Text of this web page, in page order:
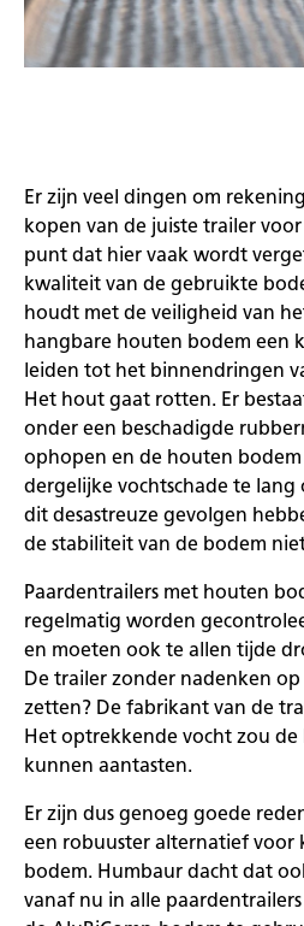
Er zijn veel dingen om
kopen van de juiste trailer
punt dat hier vaak wordt
kwaliteit van de gebruikte
houdt met de veiligheid van
hangbare houten bodem een
leiden tot het binnendringen
Het hout gaat rotten. Er
onder een beschadigde
ophopen en de houten bodem
dergelijke vochtschade te
dit desastreuze gevolgen
de stabiliteit van de bodem
Paardentrailers met houten
regelmatig worden
en moeten ook te allen tijde
De trailer zonder nadenken
zetten? De fabrikant van de
Het optrekkende vocht zou
kunnen aantasten.
Er zijn dus genoeg goede
een robuuster alternatief voor
bodem. Humbaur dacht dat
vanaf nu in alle